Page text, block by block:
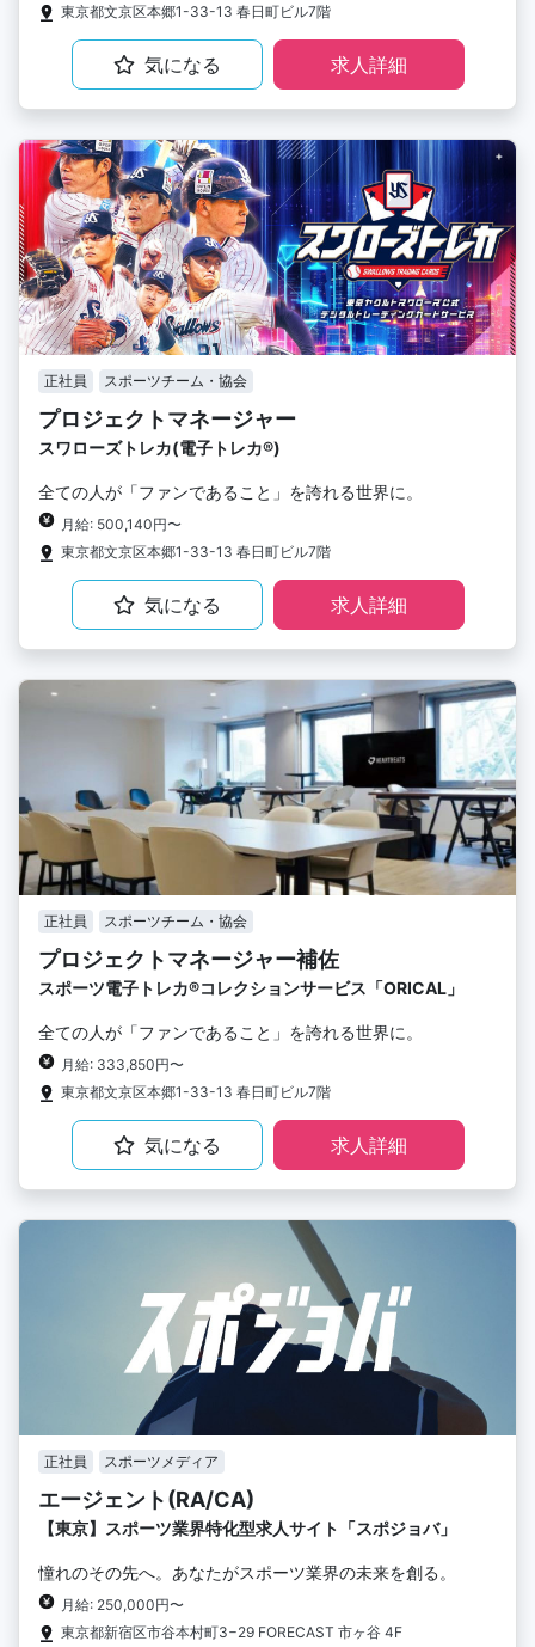
東京都文京区本郷1-33-13 春日町ビル7階
気になる 求人詳細
正社員 スポーツチーム・協会
プロジェクトマネージャー
スワローズトレカ(電子トレカ®︎)
全ての人が「ファンであること」を誇れる世界に。
月給: 500,140円〜
東京都文京区本郷1-33-13 春日町ビル7階
気になる 求人詳細
正社員 スポーツチーム・協会
プロジェクトマネージャー補佐
スポーツ電子トレカ®︎コレクションサービス「ORICAL」
全ての人が「ファンであること」を誇れる世界に。
月給: 333,850円〜
東京都文京区本郷1-33-13 春日町ビル7階
気になる 求人詳細
正社員 スポーツメディア
エージェント(RA/CA)
【東京】スポーツ業界特化型求人サイト「スポジョバ」
憧れのその先へ。あなたがスポーツ業界の未来を創る。
月給: 250,000円〜
東京都新宿区市谷本村町3−29 FORECAST 市ヶ谷 4F